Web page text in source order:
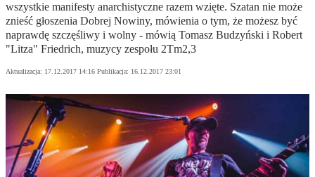
wszystkie manifesty anarchistyczne razem wzięte. Szatan nie może
znieść głoszenia Dobrej Nowiny, mówienia o tym, że możesz być
naprawdę szczęśliwy i wolny - mówią Tomasz Budzyński i Robert
"Litza" Friedrich, muzycy zespołu 2Tm2,3
Aktualizacja: 17.12.2017 14:16 Publikacja: 16.12.2017 23:01